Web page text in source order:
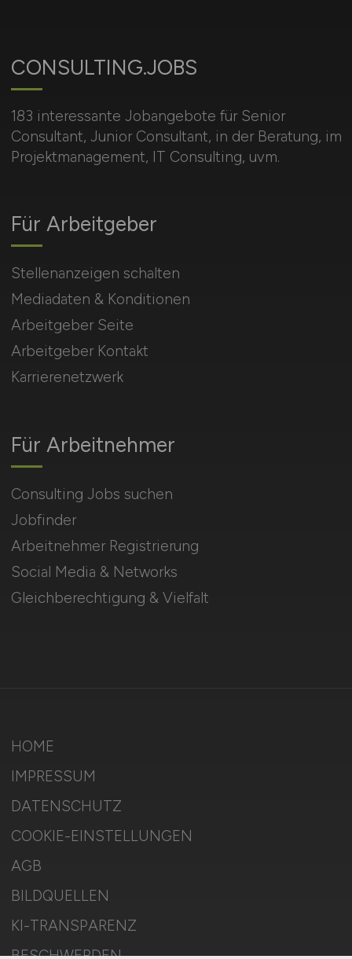
CONSULTING.JOBS
183 interessante Jobangebote für Senior
Consultant, Junior Consultant, in der Beratung, im
Projektmanagement, IT Consulting, uvm.
Für Arbeitnehmer
Consulting Jobs suchen
Jobfinder
Arbeitnehmer Registrierung
Social Media & Networks
Gleichberechtigung & Vielfalt
Für Arbeitgeber
Stellenanzeigen schalten
Mediadaten & Konditionen
Arbeitgeber Seite
Arbeitgeber Kontakt
Karrierenetzwerk
HOME
IMPRESSUM
DATENSCHUTZ
COOKIE-EINSTELLUNGEN
AGB
BILDQUELLEN
KI-TRANSPARENZ
BESCHWERDEN